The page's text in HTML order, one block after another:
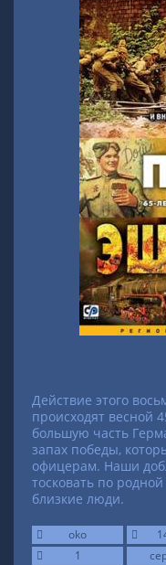
Действие этого
происходят весной
большую часть
запах победы,
офицерам. Наши
тосковать по
близкие люди.
oko
1